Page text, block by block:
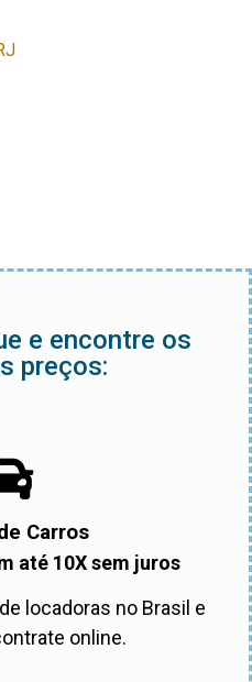
e encontre os
preços:
Carros
até 10X sem juros
locadoras no Brasil e
online.